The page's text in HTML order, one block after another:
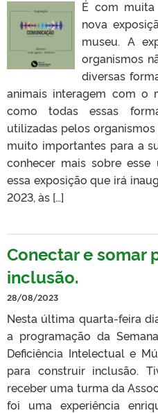
É com
nova
museu. A
organismos
diversas
animais interagem com o
como todas essas
utilizadas pelos organismos
muito importantes para a
conhecer mais sobre esse
essa exposição que irá
2023, às […]
Conectar e somar
inclusão.
28/08/2023
Nesta última quarta-feira
a programação da
Deficiência Intelectual e
para construir inclusão.
receber uma turma da
foi uma experiência